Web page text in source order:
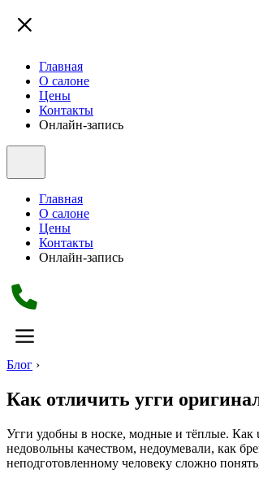
Главная
О салоне
Цены
Контакты
Онлайн-запись
Главная
О салоне
Цены
Контакты
Онлайн-запись
Блог ›
Как отличить угги
Угги удобны в носке, модные и тёплые. Как
недовольны качеством, недоумевали, как
неподготовленному человеку сложно